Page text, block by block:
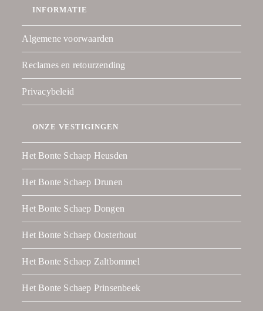
INFORMATIE
Algemene voorwaarden
Reclames en retourzending
Privacybeleid
ONZE VESTIGINGEN
Het Bonte Schaep Heusden
Het Bonte Schaep Drunen
Het Bonte Schaep Dongen
Het Bonte Schaep Oosterhout
Het Bonte Schaep Zaltbommel
Het Bonte Schaep Prinsenbeek